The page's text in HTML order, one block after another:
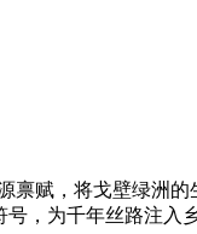
，将戈壁绿洲
，为千年丝路注入